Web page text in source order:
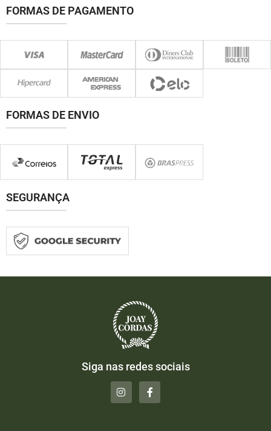
FORMAS DE PAGAMENTO
FORMAS DE ENVIO
SEGURANÇA
Siga nas redes sociais